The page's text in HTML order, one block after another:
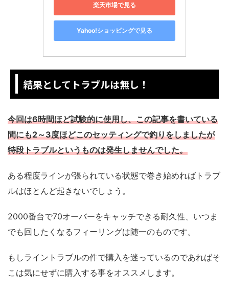
楽天市場で見る
Yahoo!ショッピングで見る
結果としてトラブルは無し！
今回は6時間ほど試験的に使用し、この記事を書いている
間にも2～3度ほどこのセッティングで釣りをしましたが
特段トラブルというものは発生しませんでした。
ある程度ラインが張られている状態で巻き始めればトラブ
ルはほとんど起きないでしょう。
2000番台で70オーバーをキャッチできる耐久性、いつま
でも回したくなるフィーリングは随一のものです。
もしライントラブルの件で購入を迷っているのであればそ
こは気にせずに購入する事をオススメします。